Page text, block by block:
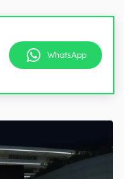
WhatsApp